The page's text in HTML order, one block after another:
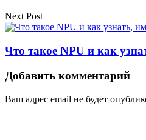
Next Post
Что такое NPU и как
Добавить комментарий
Ваш адрес email не будет